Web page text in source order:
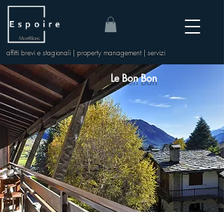
affitti brevi e stagionali | property management | servizi
Mont-Blanc
Le Bon Bon